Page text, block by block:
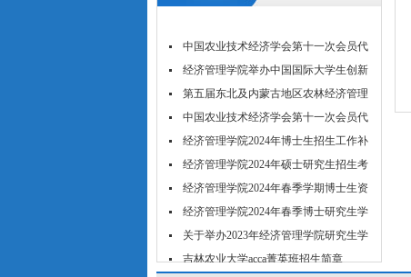
中国农业技术经济学会第十一次会员代
表...
经济管理学院举办中国国际大学生创新
大...
第五届东北及内蒙古地区农林经济管理
学...
中国农业技术经济学会第十一次会员代
表...
经济管理学院2024年博士生招生工作补
充...
经济管理学院2024年硕士研究生招生考
试...
经济管理学院2024年春季学期博士生资
格...
经济管理学院2024年春季博士研究生学
位...
关于举办2023年经济管理学院研究生学
术...
吉林农业大学acca菁英班招生简章